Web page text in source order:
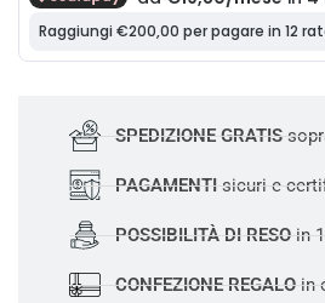
SPEDIZIONE GRATIS
PAGAMENTI sicuri e
POSSIBILITÀ DI RESO in
CONFEZIONE REGALOin